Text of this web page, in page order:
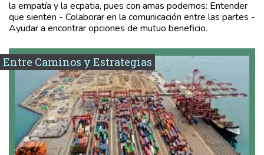
la empatía y la ecpatia, pues con amas podemos: Entender
que sienten - Colaborar en la comunicación entre las partes -
Ayudar a encontrar opciones de mutuo beneficio.
Entre Caminos y Estrategias